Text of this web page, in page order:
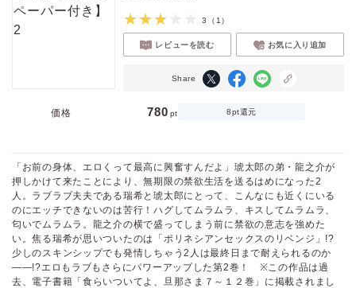
3 （1）
レビューを読む お気に入り追加
Share
価格 780 pt 8pt還元
「お前の身体、エロくって最高に興奮すんだよ」琥太郎の弟・龍之介が
押しかけて来たことにより、無期限の禁欲生活を送るはめになった2
人。ラブラブ夫夫である瑞希と琥太郎にとって、こんなにも近くにいる
のにエッチできないのは苦行！ハグしてムラムラ、キスしてムラムラ、
匂いでムラムラ。龍之介の横で盛ってしまう前に禁欲の意志を強めた
い。焦る瑞希が思いついたのは「ポリネシアンセックスのリベンジ」!?
少しのスキンシップでも発情しちゃう2人は最終日まで耐えられるのか
――!?エロもラブもさらにパワーアップした第2巻！ ※この作品は過
去、電子書籍「食らいついてよ、旦那さま７～１２巻」に掲載されまし